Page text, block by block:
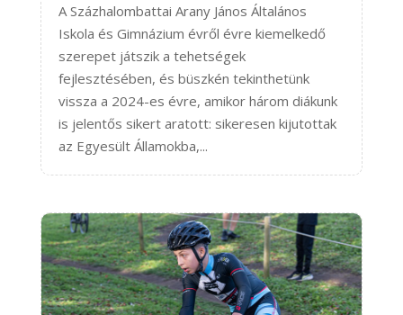
A Százhalombattai Arany János Általános
Iskola és Gimnázium évről évre kiemelkedő
szerepet játszik a tehetségek
fejlesztésében, és büszkén tekinthetünk
vissza a 2024-es évre, amikor három diákunk
is jelentős sikert aratott: sikeresen kijutottak
az Egyesült Államokba,...